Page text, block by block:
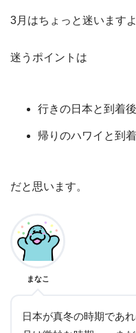
3月はちょっと迷いますよ
迷うポイントは
行きの日本と到着
帰りのハワイと到
だと思います。
まなこ
日本が真冬の時期であ